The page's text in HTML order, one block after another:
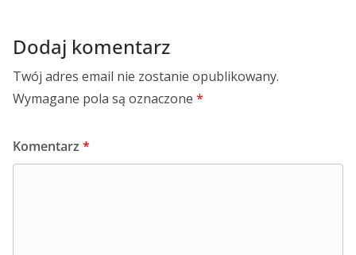
Dodaj komentarz
Twój adres email nie zostanie opublikowany.
Wymagane pola są oznaczone *
Komentarz *